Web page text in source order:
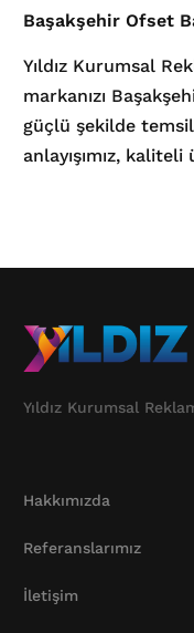
Başakşehir Ofset
Yıldız Kurumsal
markanızı
güçlü şekilde temsil
anlayışımız,
Yıldız Kurumsal
Hakkımızda
Referanslarımız
İletişim